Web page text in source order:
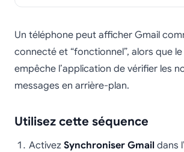
Un téléphone peut afficher Gmail
connecté et “fonctionnel”, alors que
empêche l’application de vérifier les
messages en arrière-plan.
Utilisez cette séquence
Activez Synchroniser Gmail dans